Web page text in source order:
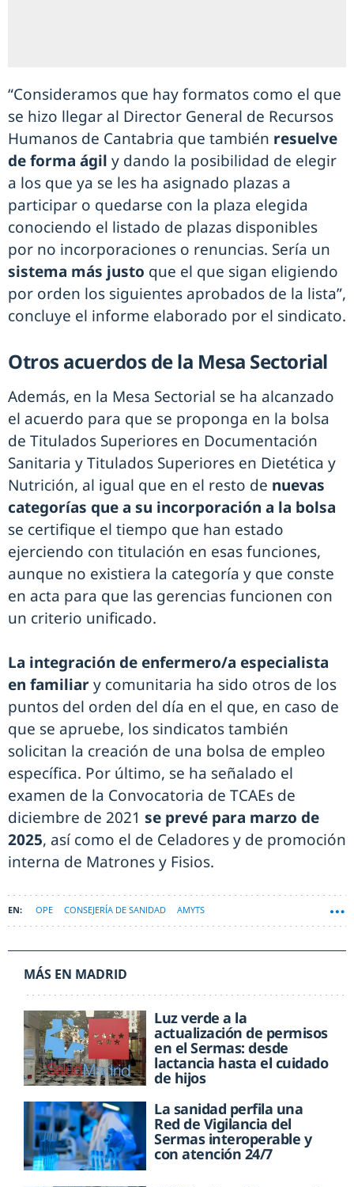
“Consideramos que hay formatos como el que
se hizo llegar al Director General de Recursos
Humanos de Cantabria que también resuelve
de forma ágil y dando la posibilidad de elegir
a los que ya se les ha asignado plazas a
participar o quedarse con la plaza elegida
conociendo el listado de plazas disponibles
por no incorporaciones o renuncias. Sería un
sistema más justo que el que sigan eligiendo
por orden los siguientes aprobados de la lista”,
concluye el informe elaborado por el sindicato.
Otros acuerdos de la Mesa Sectorial
Además, en la Mesa Sectorial se ha alcanzado
el acuerdo para que se proponga en la bolsa
de Titulados Superiores en Documentación
Sanitaria y Titulados Superiores en Dietética y
Nutrición, al igual que en el resto de nuevas
categorías que a su incorporación a la bolsa
se certifique el tiempo que han estado
ejerciendo con titulación en esas funciones,
aunque no existiera la categoría y que conste
en acta para que las gerencias funcionen con
un criterio unificado.
La integración de enfermero/a especialista
en familiary comunitaria ha sido otros de los
puntos del orden del día en el que, en caso de
que se apruebe, los sindicatos también
solicitan la creación de una bolsa de empleo
específica. Por último, se ha señalado el
examen de la Convocatoria de TCAEs de
diciembre de 2021 se prevé para marzo de
2025, así como el de Celadores y de promoción
interna de Matrones y Fisios.
OPE CONSEJERÍA DE SANIDAD AMYTS
MÁS EN MADRID
Luz verde a la
actualización de permisos
en el Sermas: desde
lactancia hasta el cuidado
de hijos
La sanidad perfila una
Red de Vigilancia del
Sermas interoperable y
con atención 24/7